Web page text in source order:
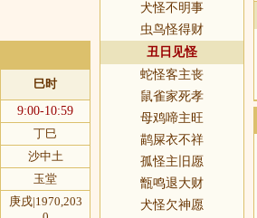
巳时
9:00-10:59
丁巳
沙中土
玉堂
庚戌|1970,203
犬怪不明事
虫鸟怪得财
丑日见怪
蛇怪客主丧
鼠雀家死孝
母鸡啼主旺
鹋屎衣不祥
孤怪主旧愿
甑鸣退大财
犬怪欠神愿